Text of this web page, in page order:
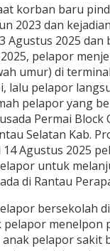
korban baru
2023 dan
Agustus 2025 dan
pelapor
umur) di
lalu pelapor
pelapor yang
Permai Block
Selatan Kab.
Agustus 2025
untuk
di Rantau
bersekolah
menelpon
pelapor sakit